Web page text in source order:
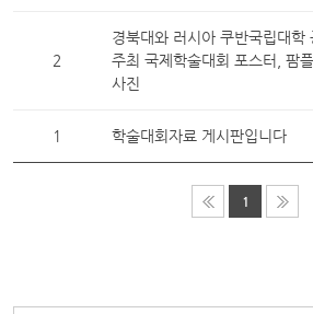
2
경북대와 러시아 쿠반국립대학
주최 국제학술대회 포스터, 팜
사진
1 학술대회자료 게시판입니다
1